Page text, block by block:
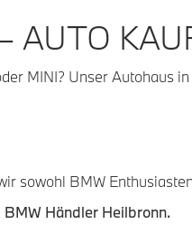
MINI? Unser Autohaus
sowohl BMW
BMW Händler Heilbronn.